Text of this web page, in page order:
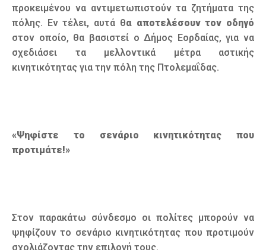
προκειμένου να αντιμετωπιστούν τα ζητήματα της
πόλης. Εν τέλει, αυτά θα αποτελέσουν τον οδηγό
στον οποίο, θα βασιστεί ο Δήμος Εορδαίας, για να
σχεδιάσει τα μελλοντικά μέτρα αστικής
κινητικότητας για την πόλη της Πτολεμαΐδας.
«Ψηφίστε το σενάριο κινητικότητας που
προτιμάτε!»
Στον παρακάτω σύνδεσμο οι πολίτες μπορούν να
ψηφίζουν το σενάριο κινητικότητας που προτιμούν
σχολιάζοντας την επιλογή τους.